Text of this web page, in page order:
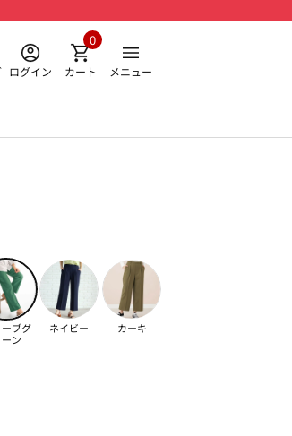
ログイン カート
0
メニュー
ブグ
ーン
ネイビー カーキ